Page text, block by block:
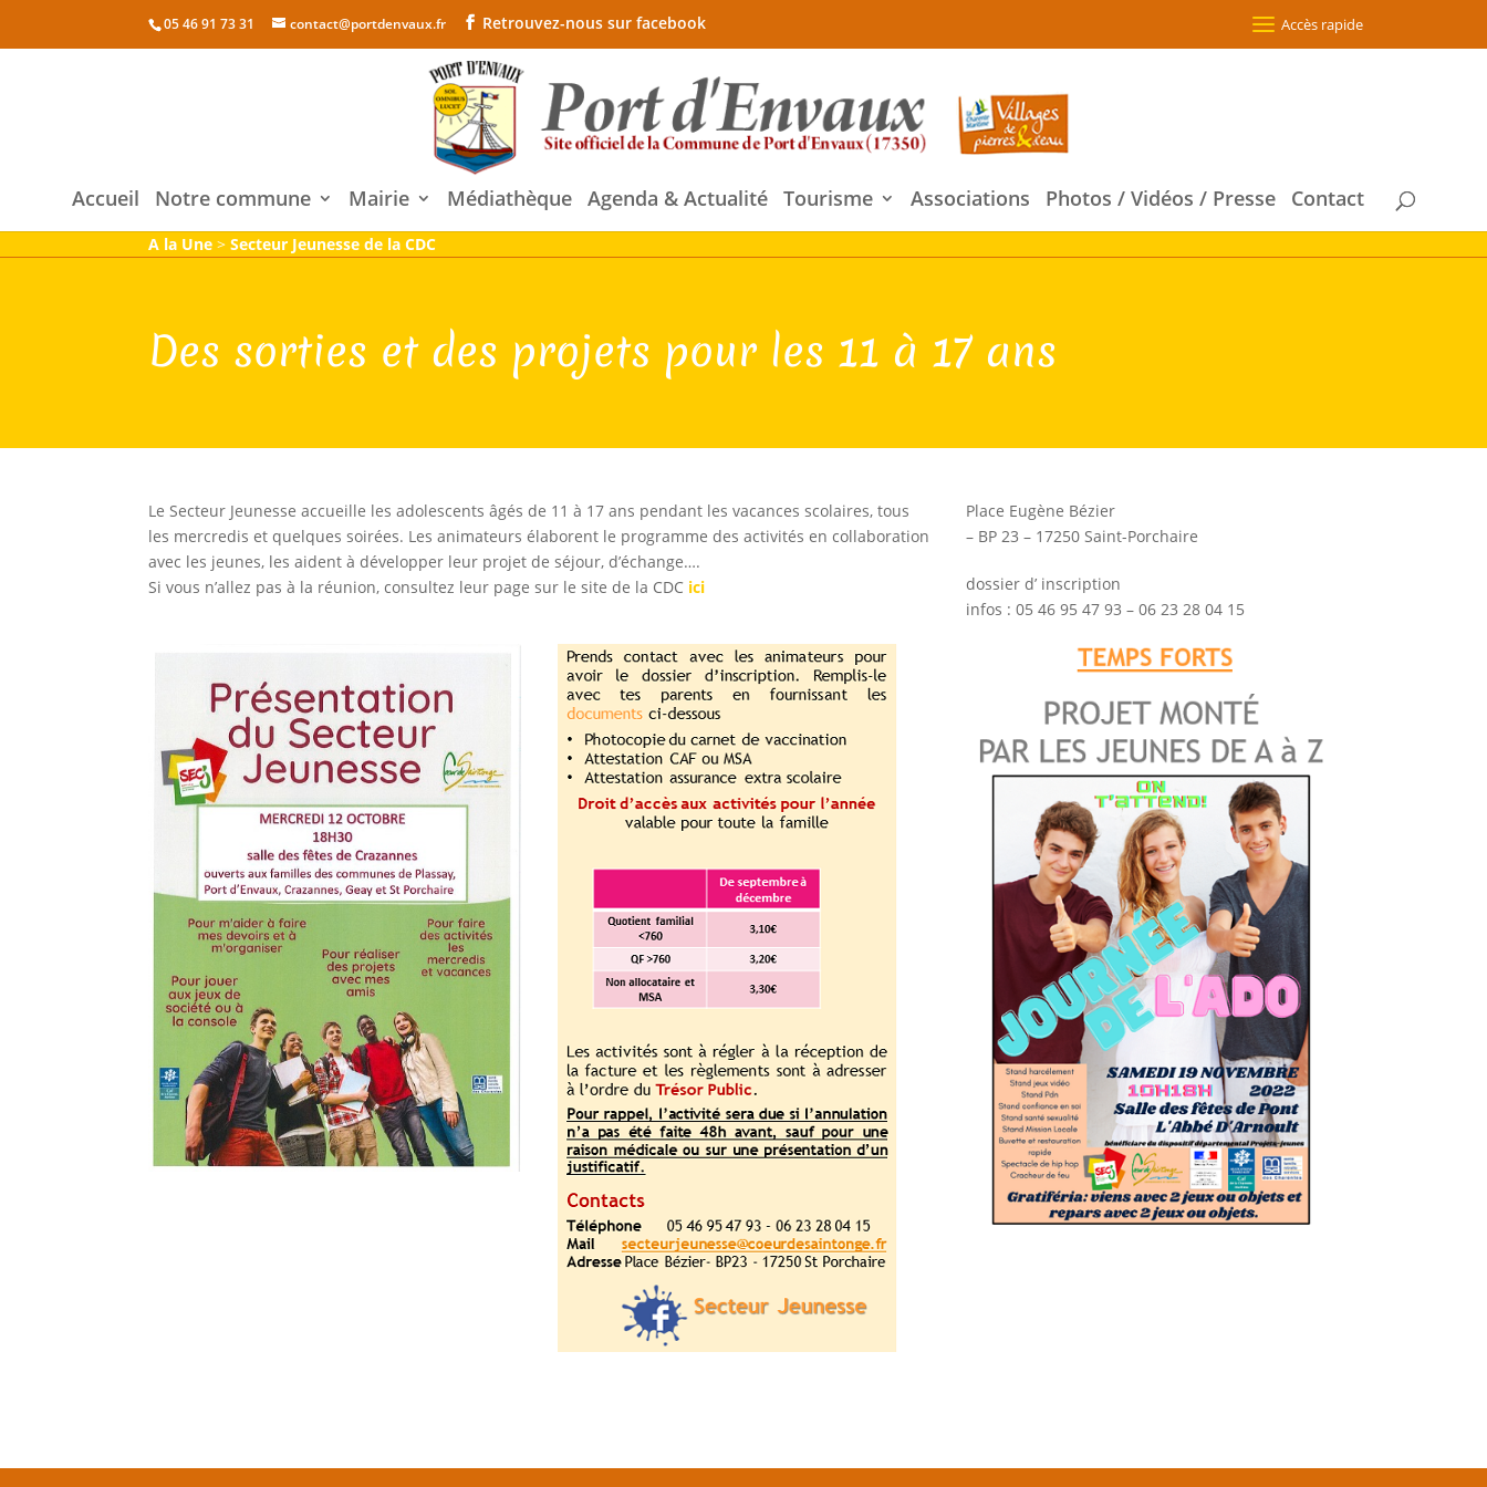
05 46 91 73 31 contact@portdenvaux.fr Retrouvez-nous sur facebook Accès rapide
Accueil Notre commune Mairie Médiathèque Agenda & Actualité Tourisme Associations Photos / Vidéos / Presse Contact
A la Une >Secteur Jeunesse de la CDC
Des sorties et des projets pour les 11 à 17 ans
Le Secteur Jeunesse accueille les adolescents âgés de 11 à 17 ans pendant les vacances scolaires, tous
les mercredis et quelques soirées. Les animateurs élaborent le programme des activités en collaboration
avec les jeunes, les aident à développer leur projet de séjour, d’échange….
Si vous n’allez pas à la réunion, consultez leur page sur le site de la CDC ici
Place Eugène Bézier
– BP 23 – 17250 Saint-Porchaire
dossier d’ inscription
infos : 05 46 95 47 93 – 06 23 28 04 15